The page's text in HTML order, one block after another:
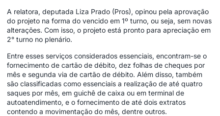
A relatora, deputada Liza Prado (Pros), opinou pela aprovação
do projeto na forma do vencido em 1º turno, ou seja, sem novas
alterações. Com isso, o projeto está pronto para apreciação em
2° turno no plenário.
Entre esses serviços considerados essenciais, encontram-se o
fornecimento de cartão de débito, dez folhas de cheques por
mês e segunda via de cartão de débito. Além disso, também
são classificadas como essenciais a realização de até quatro
saques por mês, em guichê de caixa ou em terminal de
autoatendimento, e o fornecimento de até dois extratos
contendo a movimentação do mês, dentre outros.